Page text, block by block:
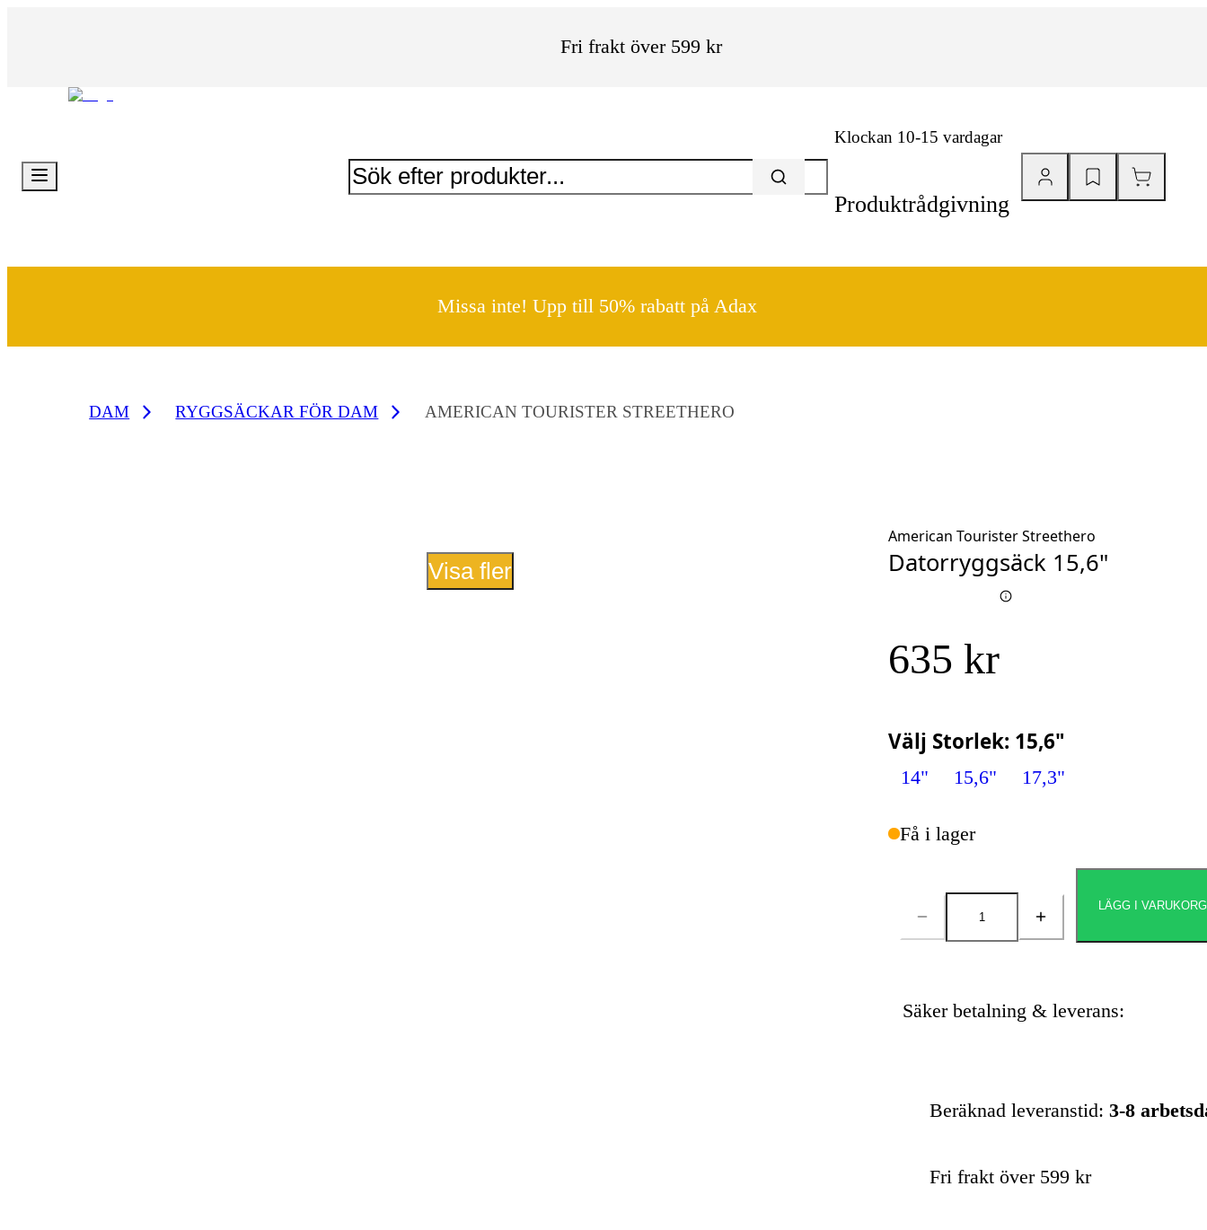
Fri frakt över 599 kr
Klockan 10-15 vardagar
Produktrådgivning
Missa inte! Upp till 50% rabatt på Adax
DAM RYGGSÄCKAR FÖR DAM AMERICAN TOURISTER STREETHERO
Visa fler
American Tourister Streethero
Datorryggsäck 15,6"
635 kr
Välj Storlek: 15,6"
14" 15,6" 17,3"
Få i lager
Antal
LÄGG I
Säker betalning & leverans:
Beräknad leveranstid: 3-8
Fri frakt över 599 kr